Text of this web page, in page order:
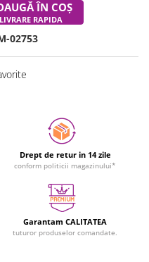
ÎN COȘ
LIVRARE RAPIDA
02753
Drept de retur in 14 zile
conform politicii magazinului*
Garantam CALITATEA
tuturor produselor comandate.